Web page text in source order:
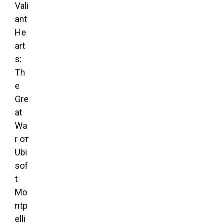
Vali
ant
He
art
s:
Th
e
Gre
at
Wa
r от
Ubi
sof
t
Mo
ntp
elli